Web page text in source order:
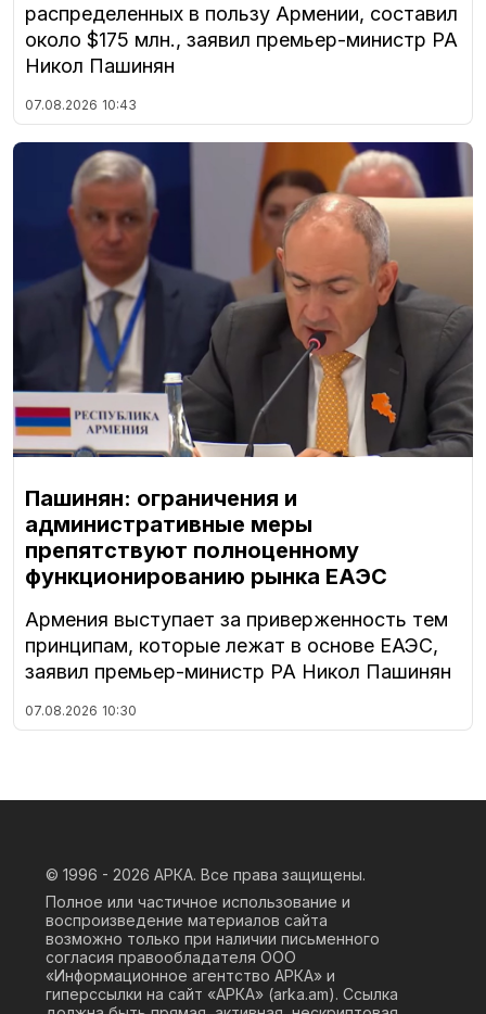
распределенных в пользу Армении, составил
около $175 млн., заявил премьер-министр РА
Никол Пашинян
07.08.2026 10:43
Пашинян: ограничения и
административные меры
препятствуют полноценному
функционированию рынка ЕАЭС
Армения выступает за приверженность тем
принципам, которые лежат в основе ЕАЭС,
заявил премьер-министр РА Никол Пашинян
07.08.2026 10:30
© 1996 - 2026 АРКА. Все права защищены.
Полное или частичное использование и
воспроизведение материалов сайта
возможно только при наличии письменного
согласия правообладателя ООО
«Информационное агентство АРКА» и
гиперссылки на сайт «АРКА» (arka.am). Ссылка